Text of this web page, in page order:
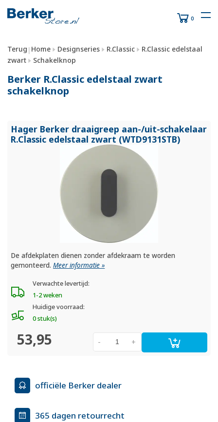
0
Terug | Home Designseries R.Classic
R.Classic edelstaal
zwart
Schakelknop
Berker R.Classic edelstaal zwart
schakelknop
Hager Berker draaigreep aan-/uit-schakelaar
R.Classic edelstaal zwart (WTD9131STB)
De afdekplaten dienen zonder afdekraam te worden
gemonteerd.Meer informatie »
Verwachte levertijd:
1-2 weken
Huidige voorraad:
0 stuk(s)
53,95 +
-
officiële Berker dealer
365 dagen retourrecht